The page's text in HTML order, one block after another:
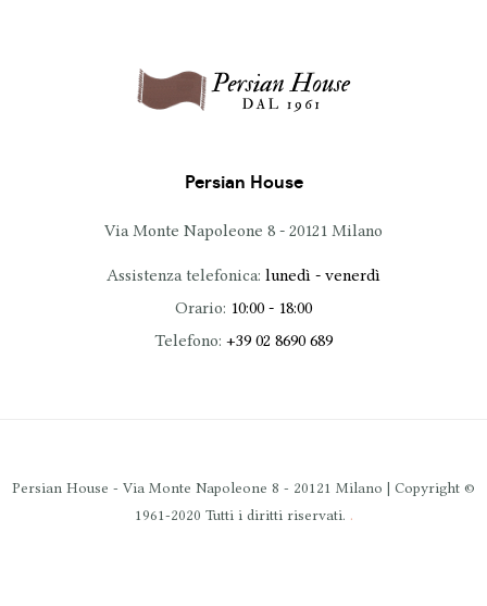
Persian House
Via Monte Napoleone 8 - 20121 Milano
Assistenza telefonica: lunedì - venerdì
Orario: 10:00 - 18:00
Telefono: +39 02 8690 689
Persian House - Via Monte Napoleone 8 - 20121 Milano | Copyright ©
1961-2020 Tutti i diritti riservati. .